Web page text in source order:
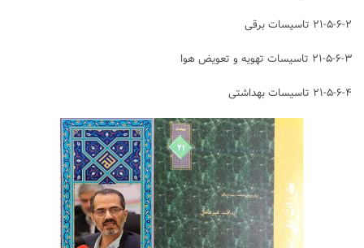
۲۱-۵-۶-۲ تاسیسات برقی
۲۱-۵-۶-۳ تاسیسات تهویه و تعویض هوا
۲۱-۵-۶-۴ تاسیسات بهداشتی